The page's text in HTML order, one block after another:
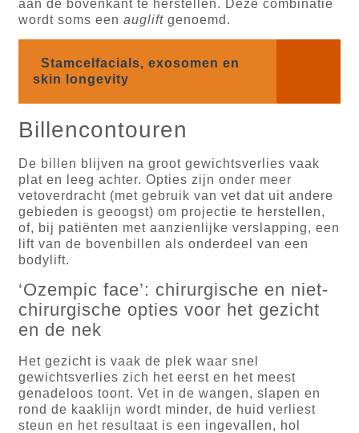
aan de bovenkant te herstellen. Deze combinatie
wordt soms eenauglift genoemd.
Stamcelfacials, exosomen en
skin longevity
Billencontouren
De billen blijven na groot gewichtsverlies vaak
plat en leeg achter. Opties zijn onder meer
vetoverdracht (met gebruik van vet dat uit andere
gebieden is geoogst) om projectie te herstellen,
of, bij patiënten met aanzienlijke verslapping, een
lift van de bovenbillen als onderdeel van een
bodylift.
‘Ozempic face’: chirurgische en niet-
chirurgische opties voor het gezicht
en de nek
Het gezicht is vaak de plek waar snel
gewichtsverlies zich het eerst en het meest
genadeloos toont. Vet in de wangen, slapen en
rond de kaaklijn wordt minder, de huid verliest
steun en het resultaat is een ingevallen, hol